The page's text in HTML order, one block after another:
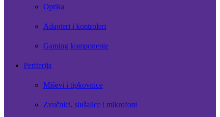
Optika
Adapteri i kontroleri
Gaming komponente
Periferija
Miševi i tipkovnice
Zvučnici, slušalice i mikrofoni